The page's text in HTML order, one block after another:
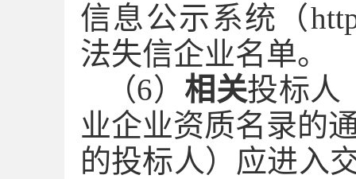
信息公示系统（
法失信企业名单。
（6） 相关投标人
业企业资质名录的
的投标人）应进入